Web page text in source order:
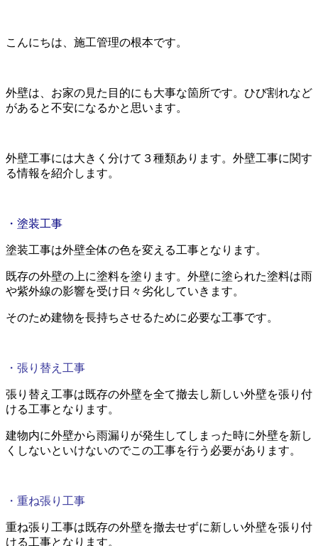
こんにちは、施工管理の根本です。
外壁は、お家の見た目的にも大事な箇所です。ひび割れなど
があると不安になるかと思います。
外壁工事には大きく分けて３種類あります。外壁工事に関す
る情報を紹介します。
・塗装工事
塗装工事は外壁全体の色を変える工事となります。
既存の外壁の上に塗料を塗ります。外壁に塗られた塗料は雨
や紫外線の影響を受け日々劣化していきます。
そのため建物を長持ちさせるために必要な工事です。
・張り替え工事
張り替え工事は既存の外壁を全て撤去し新しい外壁を張り付
ける工事となります。
建物内に外壁から雨漏りが発生してしまった時に外壁を新し
くしないといけないのでこの工事を行う必要があります。
・重ね張り工事
重ね張り工事は既存の外壁を撤去せずに新しい外壁を張り付
ける工事となります。